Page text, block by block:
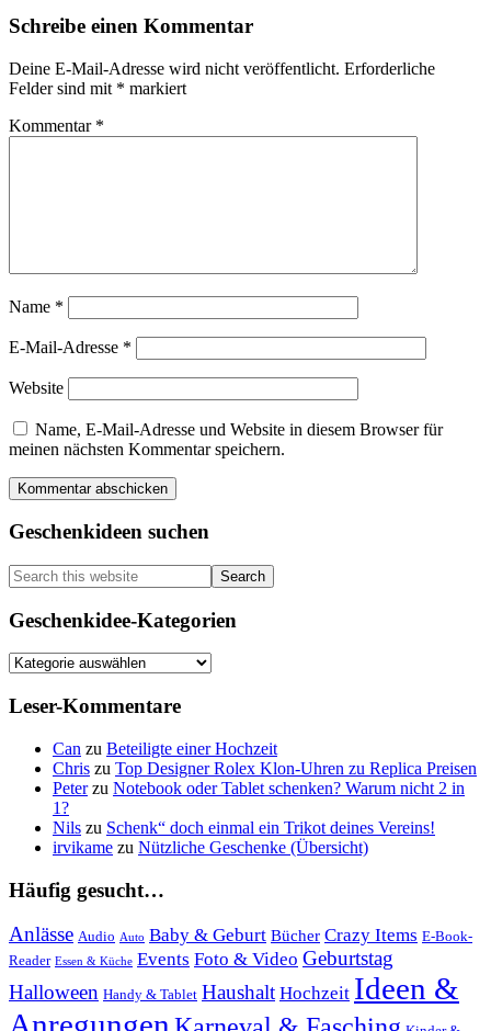
Reader
Schreibe einen Kommentar
Deine E-Mail-Adresse wird nicht veröffentlicht. Erforderliche
Felder sind mit * markiert
Kommentar *
Name *
E-Mail-Adresse *
Website
Name, E-Mail-Adresse und Website in diesem Browser für
meinen nächsten Kommentar speichern.
Primary
Sidebar
Geschenkideen suchen
Search
this
website
Geschenkidee-Kategorien
Geschenkidee-
Leser-Kommentare
Can zu Beteiligte einer Hochzeit
Chris zu Top Designer Rolex Klon-Uhren zu Replica Preisen
Peterzu Notebook oder Tablet schenken? Warum nicht 2 in
1?
Nils zu Schenk“ doch einmal ein Trikot deines Vereins!
irvikame zu Nützliche Geschenke (Übersicht)
Häufig gesucht…
Anlässe Audio Auto Baby & Geburt Bücher Crazy Items E-Book-
Reader Essen & Küche Events Foto & Video Geburtstag
Halloween Handy & Tablet Haushalt Hochzeit Ideen &